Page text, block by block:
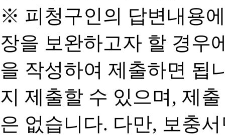
※ 피청구인의 답변내용
장을 보완하고자 할 경우
을 작성하여 제출하면 됩
지 제출할 수 있으며, 제
은 없습니다. 다만, 보충